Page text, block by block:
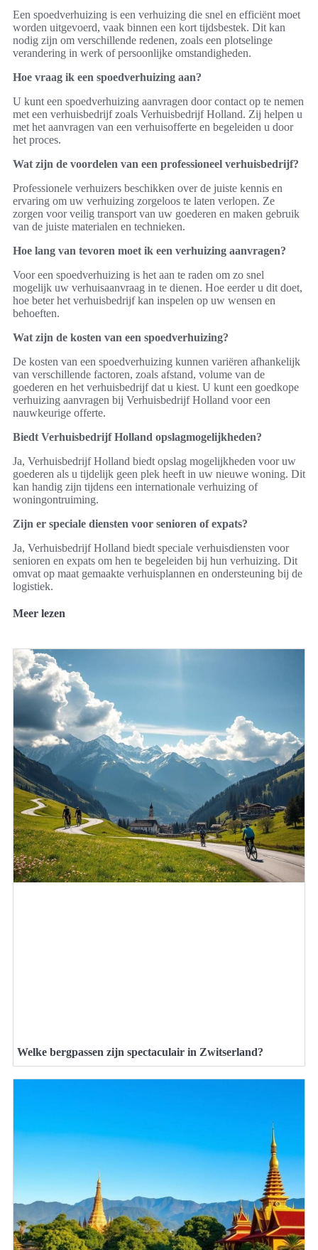
Een spoedverhuizing is een verhuizing die snel en efficiënt moet
worden uitgevoerd, vaak binnen een kort tijdsbestek. Dit kan
nodig zijn om verschillende redenen, zoals een plotselinge
verandering in werk of persoonlijke omstandigheden.
Hoe vraag ik een spoedverhuizing aan?
U kunt een spoedverhuizing aanvragen door contact op te nemen
met een verhuisbedrijf zoals Verhuisbedrijf Holland. Zij helpen u
met het aanvragen van een verhuisofferte en begeleiden u door
het proces.
Wat zijn de voordelen van een professioneel verhuisbedrijf?
Professionele verhuizers beschikken over de juiste kennis en
ervaring om uw verhuizing zorgeloos te laten verlopen. Ze
zorgen voor veilig transport van uw goederen en maken gebruik
van de juiste materialen en technieken.
Hoe lang van tevoren moet ik een verhuizing aanvragen?
Voor een spoedverhuizing is het aan te raden om zo snel
mogelijk uw verhuisaanvraag in te dienen. Hoe eerder u dit doet,
hoe beter het verhuisbedrijf kan inspelen op uw wensen en
behoeften.
Wat zijn de kosten van een spoedverhuizing?
De kosten van een spoedverhuizing kunnen variëren afhankelijk
van verschillende factoren, zoals afstand, volume van de
goederen en het verhuisbedrijf dat u kiest. U kunt een goedkope
verhuizing aanvragen bij Verhuisbedrijf Holland voor een
nauwkeurige offerte.
Biedt Verhuisbedrijf Holland opslagmogelijkheden?
Ja, Verhuisbedrijf Holland biedt opslag mogelijkheden voor uw
goederen als u tijdelijk geen plek heeft in uw nieuwe woning. Dit
kan handig zijn tijdens een internationale verhuizing of
woningontruiming.
Zijn er speciale diensten voor senioren of expats?
Ja, Verhuisbedrijf Holland biedt speciale verhuisdiensten voor
senioren en expats om hen te begeleiden bij hun verhuizing. Dit
omvat op maat gemaakte verhuisplannen en ondersteuning bij de
logistiek.
Meer lezen
Welke bergpassen zijn spectaculair in Zwitserland?